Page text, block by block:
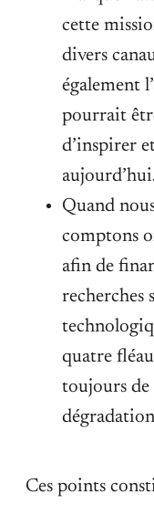
cette
divers
également
pourrait
d’inspirer
Quand
comptons
afin de
recherches
quatre
toujours de
Ces points